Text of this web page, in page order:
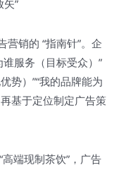
”​
销的 “指南针”。企
服务（目标受众）”
势）”“我的品牌能为
基于定位制定广告策
端现制茶饮”，广告